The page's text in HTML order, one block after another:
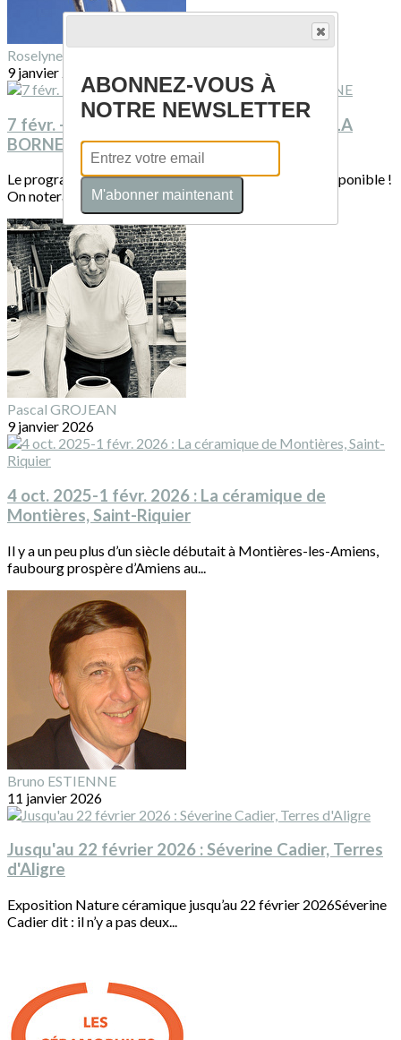
Roselyne SUQUET
9 janvier 2026
7 févr. - 31 déc. 2026 : programme du CCC LA
BORNE
Le programme du CCCLB pour 2026 est désormais disponible !
On notera une rétrospective de Marc...
Pascal GROJEAN
9 janvier 2026
4 oct. 2025-1 févr. 2026 : La céramique de
Montières, Saint-Riquier
Il y a un peu plus d’un siècle débutait à Montières-les-Amiens,
faubourg prospère d’Amiens au...
Bruno ESTIENNE
11 janvier 2026
Jusqu'au 22 février 2026 : Séverine Cadier, Terres
d'Aligre
Exposition Nature céramique jusqu’au 22 février 2026Séverine
Cadier dit : il n’y a pas deux...
ABONNEZ-VOUS À
NOTRE NEWSLETTER
M'abonner maintenant